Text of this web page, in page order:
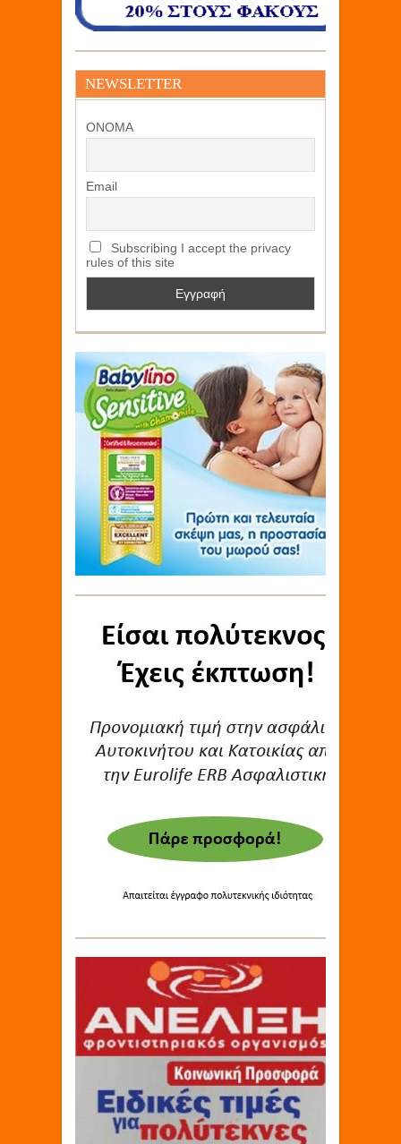
NEWSLETTER
ΟΝΟΜΑ
Email
Subscribing I accept the privacy
rules of this site